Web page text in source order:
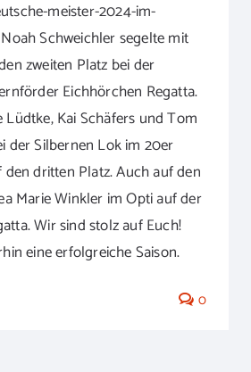
meister-2024-im-
Schweichler segelte mit
zweiten Platz bei der
Eichhörchen Regatta.
Lüdtke, Kai Schäfers und Tom
der Silbernen Lok im 20er
den dritten Platz. Auch auf den
Marie Winkler im Opti auf der
Wir sind stolz auf Euch!
eine erfolgreiche Saison.
0